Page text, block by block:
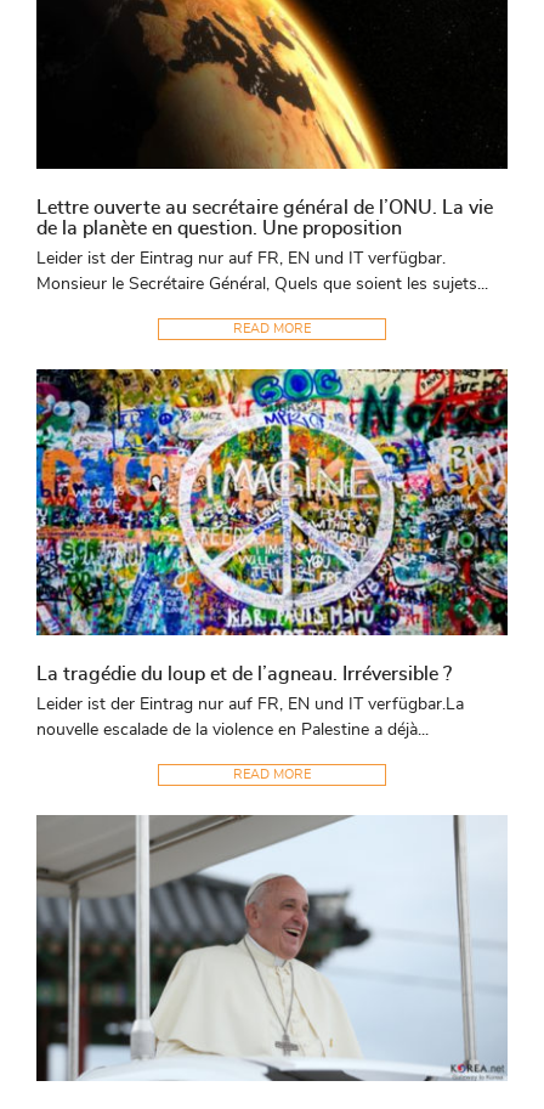
Lettre ouverte au secrétaire général de l’ONU. La vie
de la planète en question. Une proposition
Leider ist der Eintrag nur auf FR, EN und IT verfügbar.
Monsieur le Secrétaire Général, Quels que soient les sujets...
READ MORE
La tragédie du loup et de l’agneau. Irréversible ?
Leider ist der Eintrag nur auf FR, EN und IT verfügbar.La
nouvelle escalade de la violence en Palestine a déjà...
READ MORE